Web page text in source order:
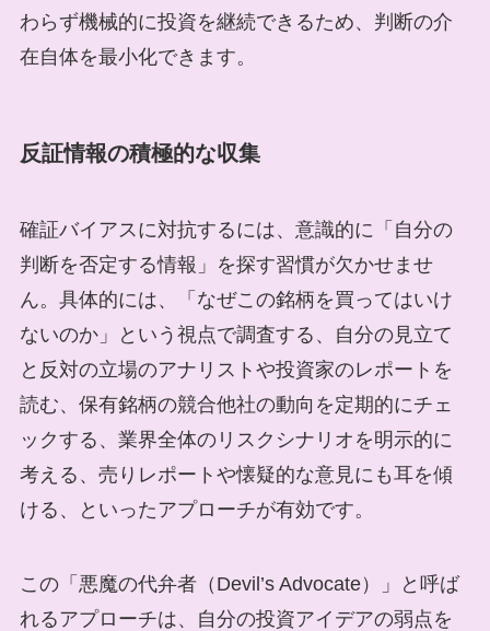
わらず機械的に投資を継続できるため、判断の介
在自体を最小化できます。
反証情報の積極的な収集
確証バイアスに対抗するには、意識的に「自分の
判断を否定する情報」を探す習慣が欠かせませ
ん。具体的には、「なぜこの銘柄を買ってはいけ
ないのか」という視点で調査する、自分の見立て
と反対の立場のアナリストや投資家のレポートを
読む、保有銘柄の競合他社の動向を定期的にチェ
ックする、業界全体のリスクシナリオを明示的に
考える、売りレポートや懐疑的な意見にも耳を傾
ける、といったアプローチが有効です。
この「悪魔の代弁者（Devil’s Advocate）」と呼ば
れるアプローチは、自分の投資アイデアの弱点を